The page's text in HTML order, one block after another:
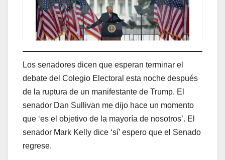
Los senadores dicen que esperan terminar el
debate del Colegio Electoral esta noche después
de la ruptura de un manifestante de Trump. El
senador Dan Sullivan me dijo hace un momento
que ‘es el objetivo de la mayoría de nosotros’. El
senador Mark Kelly dice ‘sí’ espero que el Senado
regrese.